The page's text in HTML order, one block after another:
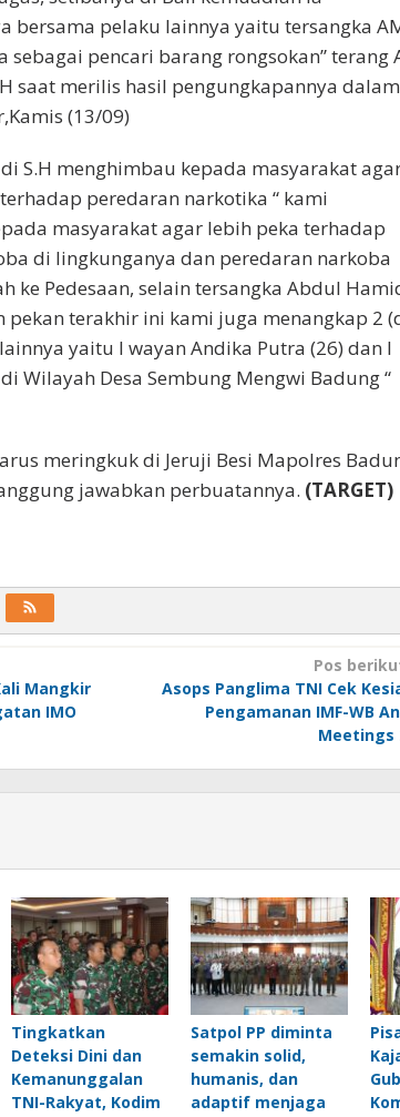
bersama pelaku lainnya yaitu tersangka
sebagai pencari barang rongsokan” terang
saat merilis hasil pengungkapannya dalam
(13/09)
S.H menghimbau kepada masyarakat
peredaran narkotika “ kami
masyarakat agar lebih peka terhadap
di lingkunganya dan peredaran narkoba
ke Pedesaan, selain tersangka Abdul
pekan terakhir ini kami juga menangkap 2
yaitu I wayan Andika Putra (26) dan I
Wilayah Desa Sembung Mengwi Badung “
meringkuk di Jeruji Besi Mapolres
jawabkan perbuatannya. (TARGET)
Mangkir
IMO
Pos
Asops Panglima TNI Cek
Pengamanan IMF-WB
Meetings
Tingkatkan
Deteksi Dini dan
Kemanunggalan
TNI-Rakyat, Kodim
Satpol PP diminta
semakin solid,
humanis, dan
adaptif menjaga